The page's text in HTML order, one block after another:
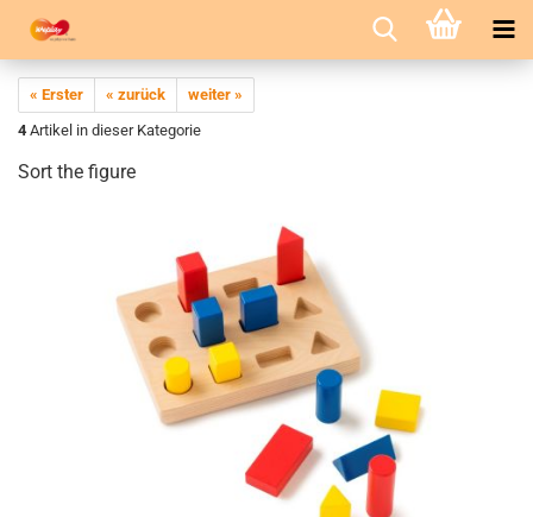
« Erster « zurück
weiter »
4 Artikel in dieser Kategorie
Sort the figure